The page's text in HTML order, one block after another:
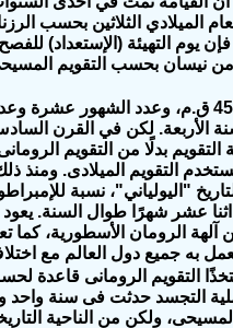
الميلادي الثلاثين بحسب
ثبت هذا الأمر فإن يوم التهيئة
من نيسان بحسب التقويم
الأربعة. لكن في القرن
بدلًا من التقويم
المسيحى منذ سنة 532 ميلادية يستخدم
"اليولياني"، نسبة
عشر شهرًا طوال السنة. يعود
الرومان الأسطورية، كما
به جميع دول العالم مع
التقويم الرومانى قاعدة
عملية التجسد حدثت فى سنة
ولكن من الناحية